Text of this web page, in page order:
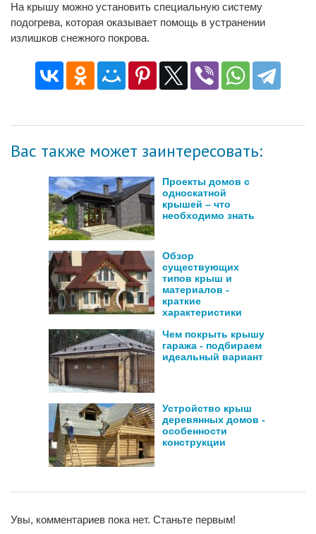
На крышу можно установить специальную систему
подогрева, которая оказывает помощь в устранении
излишков снежного покрова.
Вас также может заинтересовать:
Проекты домов с
односкатной
крышей – что
необходимо знать
Обзор
существующих
типов крыш и
материалов -
краткие
характеристики
Чем покрыть крышу
гаража - подбираем
идеальный вариант
Устройство крыш
деревянных домов -
особенности
конструкции
Увы, комментариев пока нет. Станьте первым!